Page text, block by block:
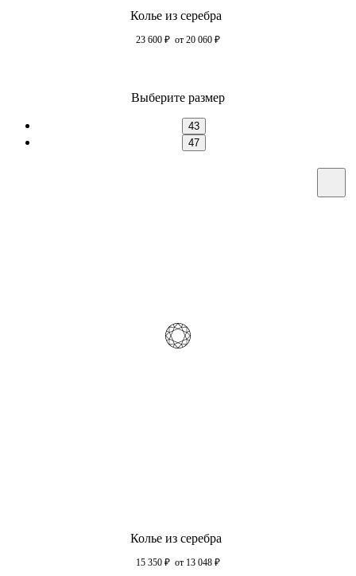
Колье из серебра
23 600 ₽ от 20 060 ₽
Выберите размер
43
47
Колье из серебра
15 350 ₽ от 13 048 ₽